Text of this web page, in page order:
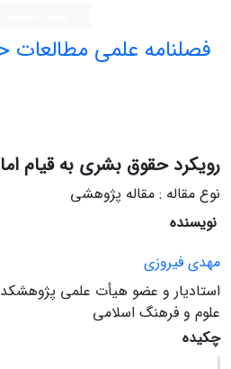
فصلنامه علمی مطالعات
رویکرد حقوق بشری به قیام
نوع مقاله : مقاله پژوهشی
نویسنده
مهدی فیروزی
استادیار و عضو هیأت علمی
علوم و فرهنگ اسلامی
چکیده